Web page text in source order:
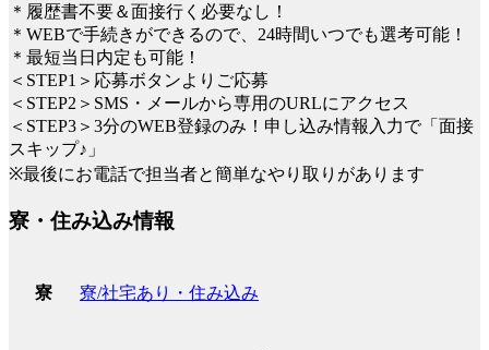
＊履歴書不要＆面接行く必要なし！
＊WEBで手続きができるので、24時間いつでも選考可能！
＊最短当日内定も可能！
＜STEP1＞応募ボタンよりご応募
＜STEP2＞SMS・メールから専用のURLにアクセス
＜STEP3＞3分のWEB登録のみ！申し込み情報入力で「面接
スキップ♪」
※最後にお電話で担当者と簡単なやり取りがあります
寮・住み込み情報
寮 寮/社宅あり・住み込み